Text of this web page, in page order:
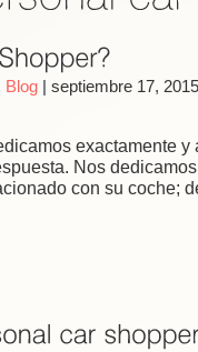
Blog septiembre 17,
exactamente
Nos
con su coche;